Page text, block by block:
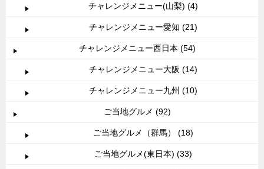
チャレンジメニュー(山梨) (4)
チャレンジメニュー愛知 (21)
チャレンジメニュー西日本 (54)
チャレンジメニュー大阪 (14)
チャレンジメニュー九州 (10)
ご当地グルメ (92)
ご当地グルメ（群馬） (18)
ご当地グルメ(東日本) (33)